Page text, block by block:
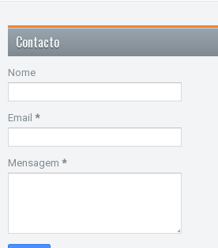
Contacto
Nome
Email *
Mensagem *